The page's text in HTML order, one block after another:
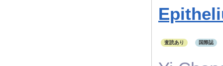
査読あり 国際誌